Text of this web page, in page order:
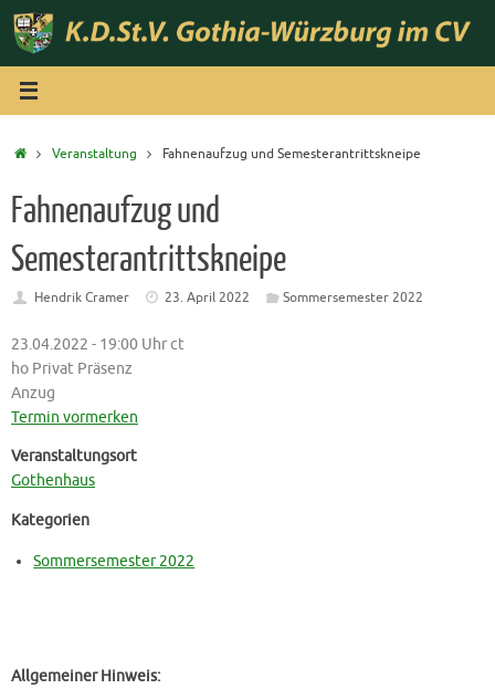
Zum
Inhalt
springen
StartVeranstaltung Fahnenaufzug und Semesterantrittskneipe
Fahnenaufzug und
Semesterantrittskneipe
Hendrik Cramer 23. April 2022 Sommersemester 2022
23.04.2022 - 19:00 Uhr ct
ho Privat Präsenz
Anzug
Termin vormerken
Veranstaltungsort
Gothenhaus
Kategorien
Sommersemester 2022
Allgemeiner Hinweis: